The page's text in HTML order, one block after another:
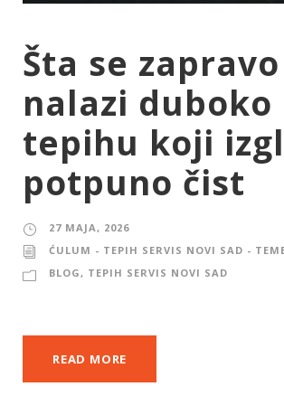
Šta se zapravo
nalazi duboko
tepihu koji
potpuno čist
27 MAJA, 2026
ĆULUM - TEPIH SERVIS NOVI SAD -
BLOG, TEPIH SERVIS NOVI SAD
READ MORE